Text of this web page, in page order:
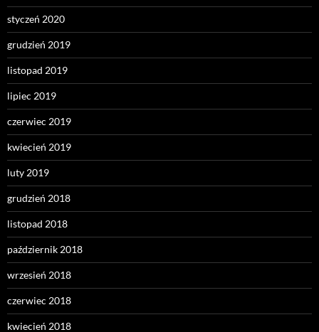
styczeń 2020
grudzień 2019
listopad 2019
lipiec 2019
czerwiec 2019
kwiecień 2019
luty 2019
grudzień 2018
listopad 2018
październik 2018
wrzesień 2018
czerwiec 2018
kwiecień 2018